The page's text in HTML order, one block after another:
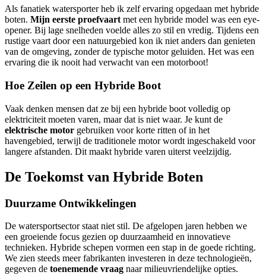
Als fanatiek watersporter heb ik zelf ervaring opgedaan met hybride
boten. Mijn eerste proefvaart met een hybride model was een eye-
opener. Bij lage snelheden voelde alles zo stil en vredig. Tijdens een
rustige vaart door een natuurgebied kon ik niet anders dan genieten
van de omgeving, zonder de typische motor geluiden. Het was een
ervaring die ik nooit had verwacht van een motorboot!
Hoe Zeilen op een Hybride Boot
Vaak denken mensen dat ze bij een hybride boot volledig op
elektriciteit moeten varen, maar dat is niet waar. Je kunt de
elektrische motor gebruiken voor korte ritten of in het
havengebied, terwijl de traditionele motor wordt ingeschakeld voor
langere afstanden. Dit maakt hybride varen uiterst veelzijdig.
De Toekomst van Hybride Boten
Duurzame Ontwikkelingen
De watersportsector staat niet stil. De afgelopen jaren hebben we
een groeiende focus gezien op duurzaamheid en innovatieve
technieken. Hybride schepen vormen een stap in de goede richting.
We zien steeds meer fabrikanten investeren in deze technologieën,
gegeven de toenemende vraag naar milieuvriendelijke opties.